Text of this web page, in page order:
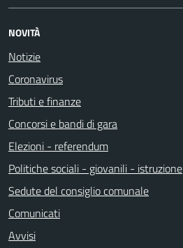
NOVITÀ
Notizie
Coronavirus
Tributi e finanze
Concorsi e bandi di gara
Elezioni - referendum
Politiche sociali - giovanili - istruzione
Sedute del consiglio comunale
Comunicati
Avvisi